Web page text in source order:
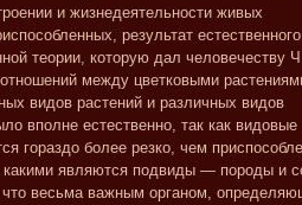
и жизнедеятельности живых
результат естественного
теории, которую дал человечеству
между цветковыми
видов растений и различных видов
вполне естественно, так как видовые
гораздо более резко, чем
какими являются подвиды — породы и
что весьма важным органом,